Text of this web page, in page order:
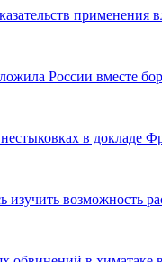
России вместе
в докладе
изучить возможность